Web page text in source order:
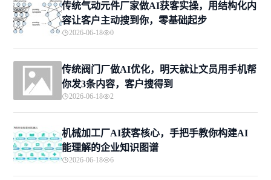
传统气动元件厂家做AI获客实操，用结构化内
容让客户主动搜到你，零基础起步
2026-06-18 0
传统阀门厂做AI优化，明天就让文员用手机帮
你发3条内容，客户搜得到
2026-06-18 2
机械加工厂AI获客核心，手把手教你构建AI
能理解的企业知识图谱
2026-06-18 6